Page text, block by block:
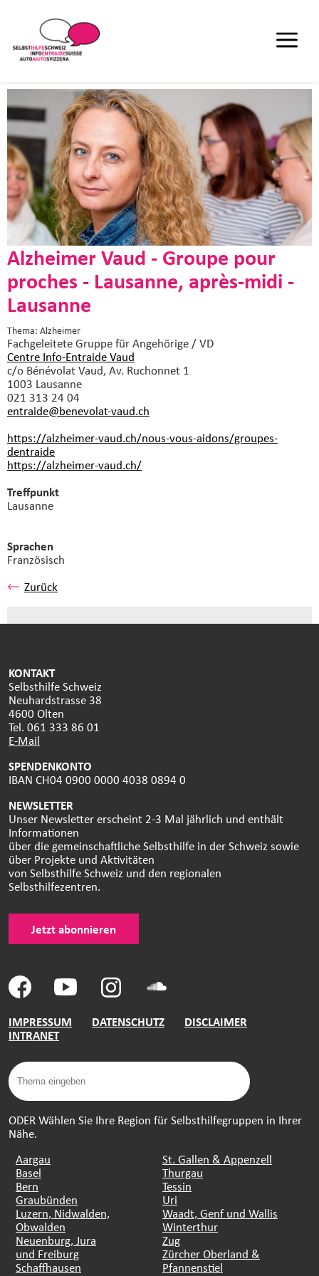
Alzheimer Vaud - Groupe pour
proches - Lausanne, après-midi -
Lausanne
Thema: Alzheimer
Fachgeleitete Gruppefür Angehörige / VD
Centre Info-Entraide Vaud
c/o Bénévolat Vaud, Av. Ruchonnet 1
1003 Lausanne
021 313 24 04
entraide@benevolat-vaud.ch
https://alzheimer-vaud.ch/nous-vous-aidons/groupes-
dentraide
https://alzheimer-vaud.ch/
Treffpunkt
Lausanne
Sprachen
Französisch
Zurück
KONTAKT
Selbsthilfe Schweiz
Neuhardstrasse 38
4600 Olten
Tel. 061 333 86 01
E-Mail
SPENDENKONTO
IBAN CH04 0900 0000 4038 0894 0
NEWSLETTER
Unser Newsletter erscheint 2-3 Mal jährlich und enthält
Informationen
über die gemeinschaftliche Selbsthilfe in der Schweiz sowie
über Projekte und Aktivitäten
von Selbsthilfe Schweiz und den regionalen
Selbsthilfezentren.
Jetzt abonnieren
IMPRESSUM DATENSCHUTZ
DISCLAIMER
INTRANET
ODER Wählen Sie Ihre Region für Selbsthilfegruppen in Ihrer
Nähe.
Aargau
Basel
Bern
Graubünden
Luzern, Nidwalden,
Obwalden
Neuenburg, Jura
und Freiburg
Schaffhausen
St. Gallen & Appenzell
Thurgau
Tessin
Uri
Waadt, Genf und Wallis
Winterthur
Zug
Zürcher Oberland &
Pfannenstiel